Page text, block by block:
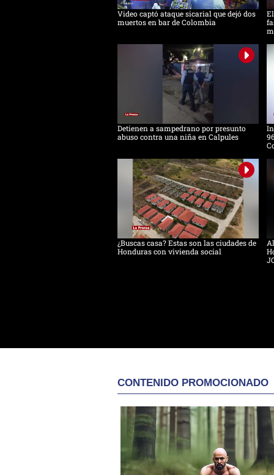
Video captó ataque sicarial que dejó dos
muertos en bar de Colombia
Detienen a sampedrano por presunto
abuso contra una niña en Calpules
¿Buscas casa? Estas son las ciudades de
Honduras con vivienda social
CONTENIDO PROMOCIONADO